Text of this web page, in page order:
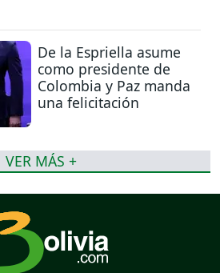
De la Espriella asume
como presidente de
Colombia y Paz manda
una felicitación
VER MÁS +